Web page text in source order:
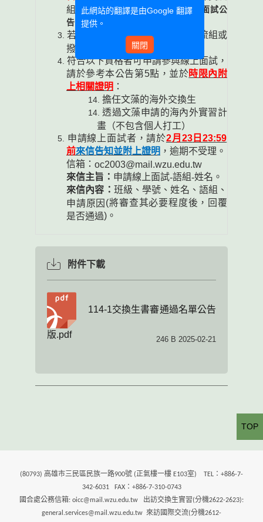
組網頁-114學年度第1學期 交換生面試公
告 。
若有任何疑問請至國合處國際交流組或
撥打分機
詢問少涵老師。
符合以下資格者可申請參與線上面試，
請於參考本公告第5點，並於時限內附
上相關證明 ：
擔任文藻的海外交換生
透過文藻申請的海內外實習計
畫（不包含個人打工）
申請線上面試者，請於2月 23日23:59
前來信告知並附上證明 ，逾期不受理。
信箱： oc2003@mail.wzu.edu.tw
來信主旨： 申請線上面試-語組-姓名。
來信內容： 班級、學號、姓名、語組、
申請原因 (將審查其必要程度後，回覆
是否通過) 。
附件下載
114-1交換生書審通過名單公告
版.pdf 246 B 2025-02-21
(80793) 高雄市三民區民族一路900號 (正氣樓一樓 E103室) TEL：+886-7-
342-6031 FAX：+886-7-310-0743
國合處公務信箱: oicc@mail.wzu.edu.tw 出訪交換生實習(分機2622-2623):
general.services@mail.wzu.edu.tw 來訪國際交流(分機2612-
TOP
此網站的翻譯是由Google 翻譯
提供。
關閉